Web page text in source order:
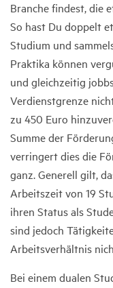
Branche findest, die
So hast Du doppelt
Studium und
Praktika können
und gleichzeitig
Verdienstgrenze
zu 450 Euro
Summe der
verringert dies die
ganz. Generell gilt,
Arbeitszeit von 19
ihren Status als
sind jedoch
Arbeitsverhältnis
Bei einem dualen